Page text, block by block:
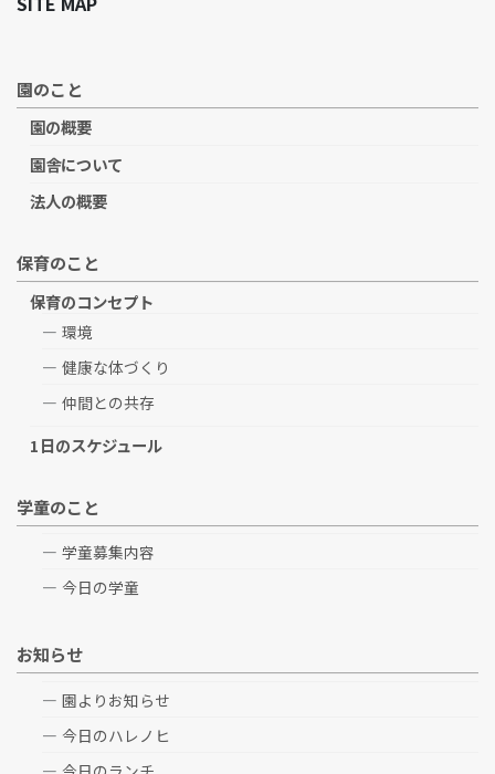
園のこと
園の概要
園舎について
法人の概要
保育のこと
保育のコンセプト
環境
健康な体づくり
仲間との共存
1日のスケジュール
学童のこと
学童募集内容
今日の学童
お知らせ
園よりお知らせ
今日のハレノヒ